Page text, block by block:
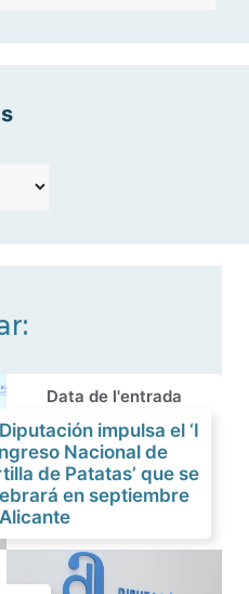
Data de l'entrada
impulsa el ‘I
Nacional de
de Patatas’ que se
en septiembre